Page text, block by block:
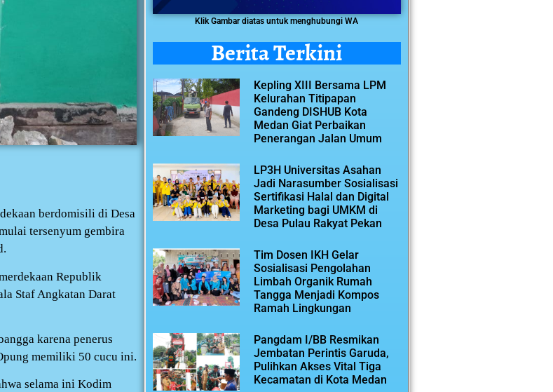
berdomisili di Desa
tersenyum gembira
Republik
Staf Angkatan Darat
karena penerus
memiliki 50 cucu ini.
selama ini Kodim
Klik Gambar diatas untuk menghubungi WA
Berita Terkini
Kepling XIII Bersama LPM
Kelurahan Titipapan
Gandeng DISHUB Kota
Medan Giat Perbaikan
Penerangan Jalan Umum
LP3H Universitas Asahan
Jadi Narasumber Sosialisasi
Sertifikasi Halal dan Digital
Marketing bagi UMKM di
Desa Pulau Rakyat Pekan
Tim Dosen IKH Gelar
Sosialisasi Pengolahan
Limbah Organik Rumah
Tangga Menjadi Kompos
Ramah Lingkungan
Pangdam I/BB Resmikan
Jembatan Perintis Garuda,
Pulihkan Akses Vital Tiga
Kecamatan di Kota Medan